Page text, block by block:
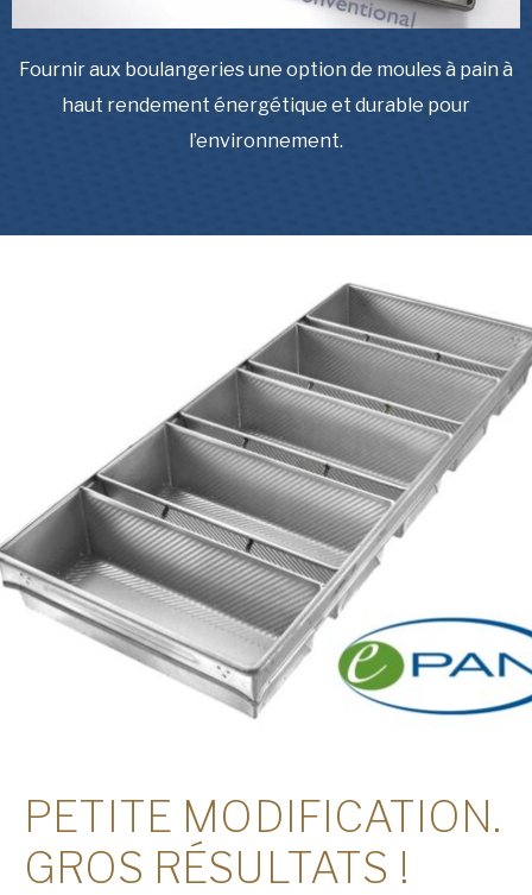
Fournir aux boulangeries une option de moules à pain à
haut rendement énergétique et durable pour
l’environnement.
PETITE MODIFICATION.
GROS RÉSULTATS !